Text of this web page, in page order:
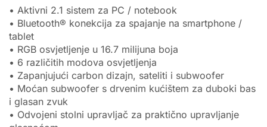
• Aktivni 2.1 sistem za PC / notebook
• Bluetooth® konekcija za spajanje na smartphone /
tablet
• RGB osvjetljenje u 16.7 milijuna boja
• 6 različitih modova osvjetljenja
• Zapanjujući carbon dizajn, sateliti i subwoofer
• Moćan subwoofer s drvenim kućištem za duboki bas
i glasan zvuk
• Odvojeni stolni upravljač za praktično upravljanje